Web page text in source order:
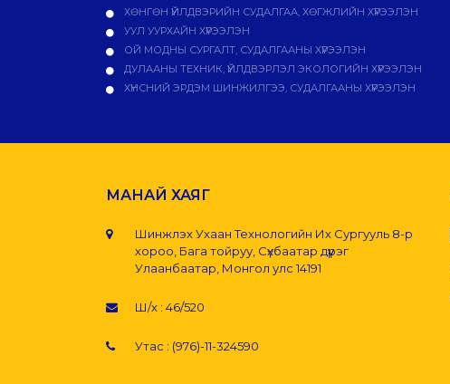
ХӨНГӨН ҮЙЛДВЭРИЙН СУДАЛГАА, ХӨГЖЛИЙН ХҮРЭЭЛЭН
УУЛ УУРХАЙН ХҮРЭЭЛЭН
ОЙ МОДНЫ СУРГАЛТ, СУДАЛГААНЫ ХҮРЭЭЛЭН
ДУЛААНЫ ТЕХНИК, ҮЙЛДВЭРЛЭЛ ЭКОЛОГИЙН ХҮРЭЭЛЭН
ХҮНСНИЙ ЭРДЭМ ШИНЖИЛГЭЭ, СУДАЛГААНЫ ХҮРЭЭЛЭН
МАНАЙ ХАЯГ
Шинжлэх Ухаан Технологийн Их Сургууль 8-р
хороо, Бага тойруу, Сүхбаатар дүүрэг
Улаанбаатар, Монгол улс 14191
Ш/х : 46/520
Утас : (976)-11-324590